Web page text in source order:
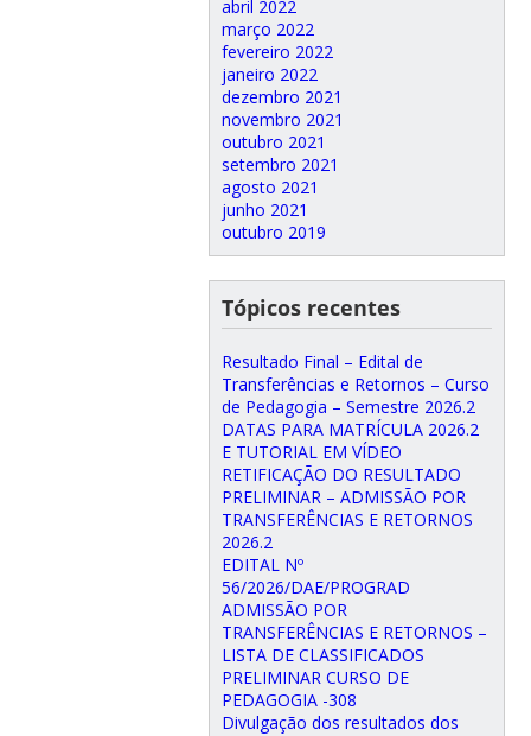
abril 2022
março 2022
fevereiro 2022
janeiro 2022
dezembro 2021
novembro 2021
outubro 2021
setembro 2021
agosto 2021
junho 2021
outubro 2019
Tópicos recentes
Resultado Final – Edital de
Transferências e Retornos – Curso
de Pedagogia – Semestre 2026.2
DATAS PARA MATRÍCULA 2026.2
E TUTORIAL EM VÍDEO
RETIFICAÇÃO DO RESULTADO
PRELIMINAR – ADMISSÃO POR
TRANSFERÊNCIAS E RETORNOS
2026.2
EDITAL Nº
56/2026/DAE/PROGRAD
ADMISSÃO POR
TRANSFERÊNCIAS E RETORNOS –
LISTA DE CLASSIFICADOS
PRELIMINAR CURSO DE
PEDAGOGIA -308
Divulgação dos resultados dos